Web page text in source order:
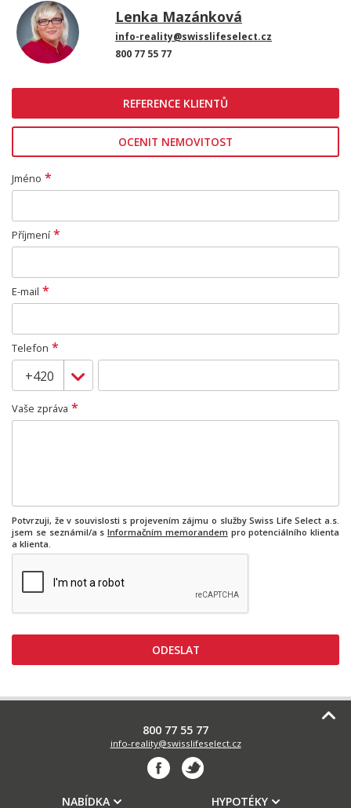
Lenka Mazánková
info-reality@swisslifeselect.cz
800 77 55 77
REFERENCE KLIENTŮ
OCENIT NEMOVITOST
Jméno *
Příjmení *
E-mail *
Telefon *
Vaše zpráva *
Potvrzuji, že v souvislosti s projevením zájmu o služby Swiss Life Select a.s.
jsem se seznámil/a s Informačním memorandem pro potenciálního klienta
a klienta.
800 77 55 77
info-reality@swisslifeselect.cz
NABÍDKA HYPOTÉKY